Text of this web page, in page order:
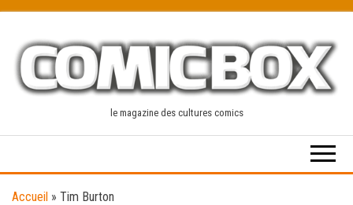
content
le magazine des cultures comics
Accueil » Tim Burton